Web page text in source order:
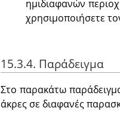
ημιδιαφανών
χρησιμοποιήσετε
15.3.4. Παράδειγμα
Στο παρακάτω
άκρες σε διαφανές